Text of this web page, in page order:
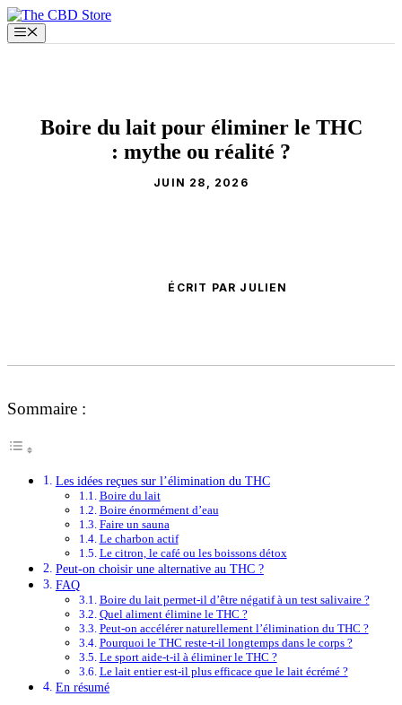
Aller
au
contenu
Menu
Boire du lait pour éliminer le THC
: mythe ou réalité ?
JUIN 28, 2026
ÉCRIT PAR JULIEN
Sommaire :
Les idées reçues sur l’élimination du THC
Boire du lait
Boire énormément d’eau
Faire un sauna
Le charbon actif
Le citron, le café ou les boissons détox
Peut-on choisir une alternative au THC ?
FAQ
Boire du lait permet-il d’être négatif à un test salivaire ?
Quel aliment élimine le THC ?
Peut-on accélérer naturellement l’élimination du THC ?
Pourquoi le THC reste-t-il longtemps dans le corps ?
Le sport aide-t-il à éliminer le THC ?
Le lait entier est-il plus efficace que le lait écrémé ?
En résumé